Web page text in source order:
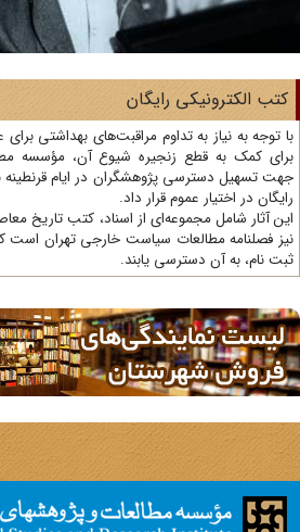
الکترونیکی رایگان
کمک به قطع زنجیره شیوع آن، مؤسسه
تسهیل دسترسی پژوهشگران در ایام قرنطینه
در اختیار عموم قرار داد.
آثار شامل مجموعه‌ای از اسناد، کتب تاریخ
فصلنامه مطالعات سیاست خارجی تهران است که
نام، به آن دسترسی یابند.